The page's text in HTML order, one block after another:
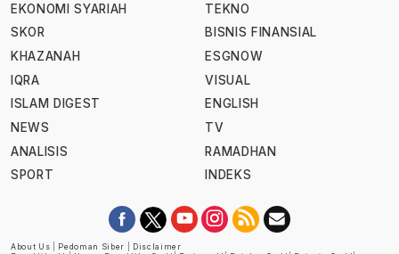
EKONOMI SYARIAH
SKOR
KHAZANAH
IQRA
ISLAM DIGEST
NEWS
ANALISIS
SPORT
TEKNO
BISNIS FINANSIAL
ESGNOW
VISUAL
ENGLISH
TV
RAMADHAN
INDEKS
About Us Pedoman Siber
Disclaimer